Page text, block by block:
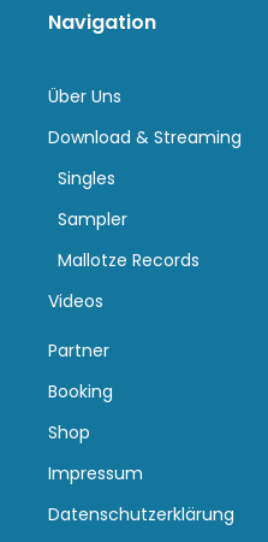
Navigation
Über Uns
Download & Streaming
Singles
Sampler
Mallotze Records
Videos
Partner
Booking
Shop
Impressum
Datenschutzerklärung